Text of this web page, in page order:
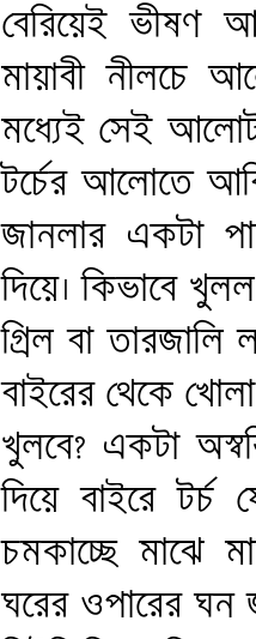
বেরিয়েই ভীষণ
মায়াবী নীলচে
মধ্যেই সেই
টর্চের আলোতে
জানলার একটা
দিয়ে। কিভাবে
গ্রিল বা
বাইরের থেকে
খুলবে? একটা
দিয়ে বাইরে টর্চ
চমকাচ্ছে মাঝে
ঘরের ওপারের ঘন